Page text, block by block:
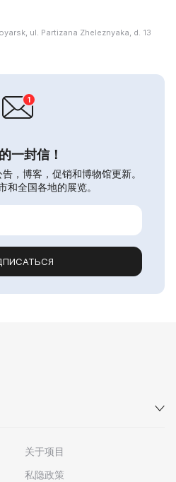
ul. Partizana Zheleznyaka, d. 13
一封信！
，博客，促销和博物馆更新。
和全国各地的展览。
关于项目
私隐政策